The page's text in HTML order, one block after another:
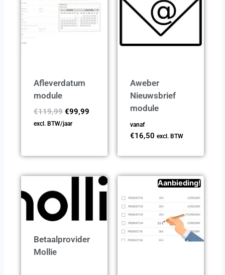
Afleverdatum
module
€119,99 €99,99
excl. BTW/jaar
Aweber
Nieuwsbrief
module
vanaf
€16,50 excl. BTW
Betaalprovider
Mollie
Aanbieding!